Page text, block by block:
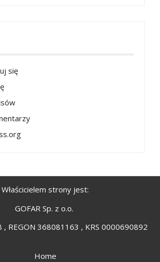
się
Właścicielem strony jest:
GOFAR Sp. z o.o.
REGON 368081163 , KRS 0000690892
Home